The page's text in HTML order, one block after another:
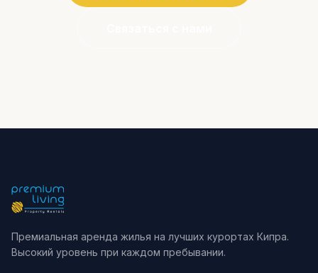
Премиальная аренда жилья на лучших курортах Кипра.
Высокий уровень при каждом пребывании.